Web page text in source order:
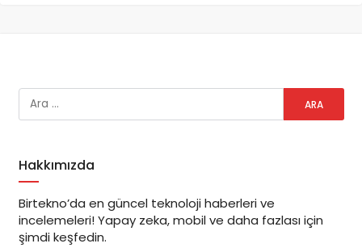
Hakkımızda
Birtekno’da en güncel teknoloji haberleri ve
incelemeleri! Yapay zeka, mobil ve daha fazlası için
şimdi keşfedin.